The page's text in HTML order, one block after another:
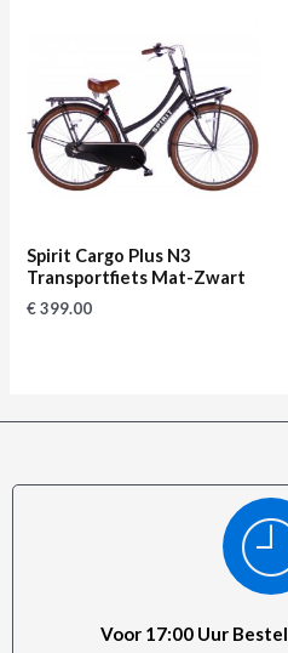
Spirit Cargo Plus N3
Transportfiets Mat-Zwart
€399.00
Voor 17:00 Uur